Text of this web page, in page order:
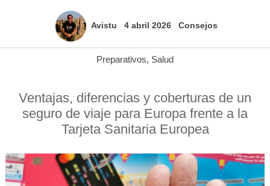
Avistu 4 abril 2026 Consejos
Preparativos, Salud
Ventajas, diferencias y coberturas de un
seguro de viaje para Europa frente a la
Tarjeta Sanitaria Europea